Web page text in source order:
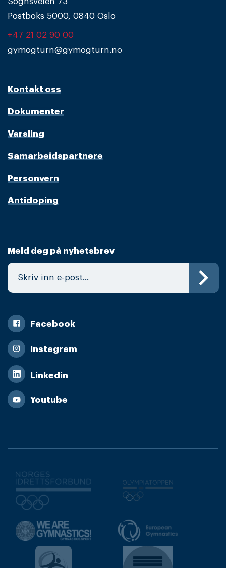
Postboks 5000, 0840 Oslo
+47 21 02 90 00
gymogturn@gymogturn.no
Kontakt oss
Dokumenter
Varsling
Samarbeidspartnere
Personvern
Antidoping
Meld deg på nyhetsbrev
Facebook
Instagram
Linkedin
Youtube